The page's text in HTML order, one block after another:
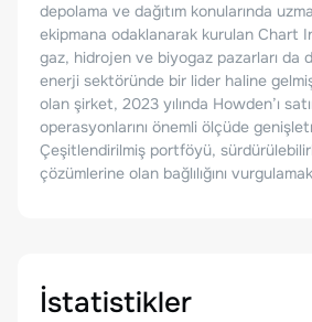
depolama ve dağıtım konularında
ekipmana odaklanarak kurulan Chart
gaz, hidrojen ve biyogaz pazarları da
enerji sektöründe bir lider haline
olan şirket, 2023 yılında Howden’ı
operasyonlarını önemli ölçüde
Çeşitlendirilmiş portföyü,
çözümlerine olan bağlılığını
İstatistikler